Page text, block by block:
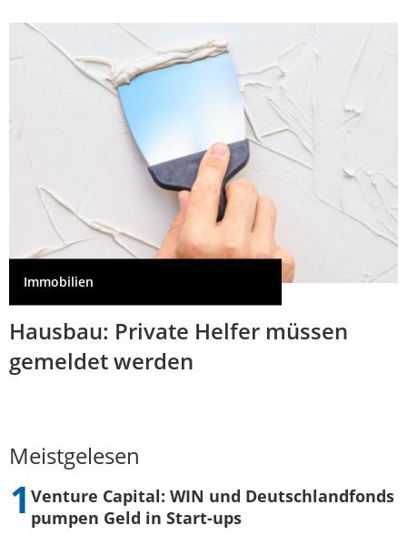
Immobilien
Hausbau: Private Helfer müssen
gemeldet werden
Meistgelesen
Venture Capital: WIN und Deutschlandfonds
pumpen Geld in Start-ups